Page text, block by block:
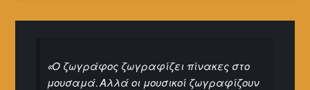
«Ο ζωγράφος ζωγραφίζει πίνακες στο
μουσαμά. Αλλά οι μουσικοί ζωγραφίζουν